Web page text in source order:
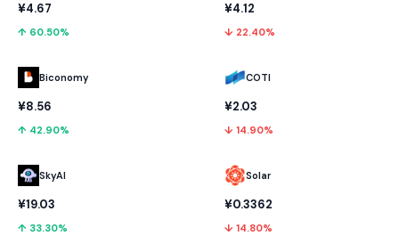
¥4.67
↑ 60.50%
Biconomy
¥8.56
↑ 42.90%
SkyAI
¥19.03
↑ 33.30%
¥4.12
↓ 22.40%
COTI
¥2.03
↓ 14.90%
Solar
¥0.3362
↓ 14.80%